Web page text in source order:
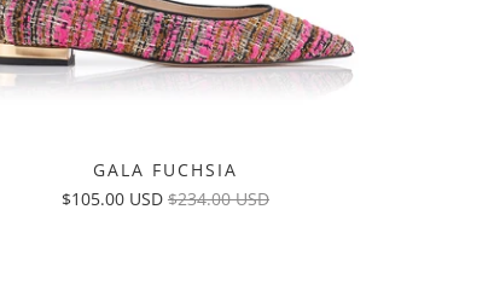
GALA FUCHSIA
$105.00 USD $234.00 USD